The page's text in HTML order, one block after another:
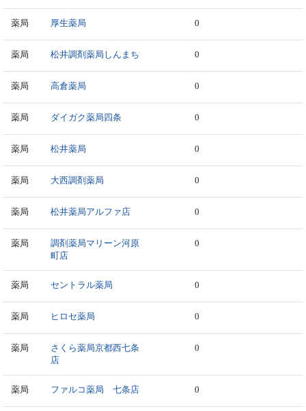
薬局 厚生薬局 0
薬局 松井調剤薬局しんまち 0
薬局 高倉薬局 0
薬局 ダイガク薬局四条 0
薬局 松井薬局 0
薬局 大西調剤薬局 0
薬局 松井薬局アルファ店 0
薬局
調剤薬局マリーン河原
町店
0
薬局 セントラル薬局 0
薬局 ヒロセ薬局 0
薬局
さくら薬局京都西七条
店
0
薬局 ファルコ薬局 七条店 0